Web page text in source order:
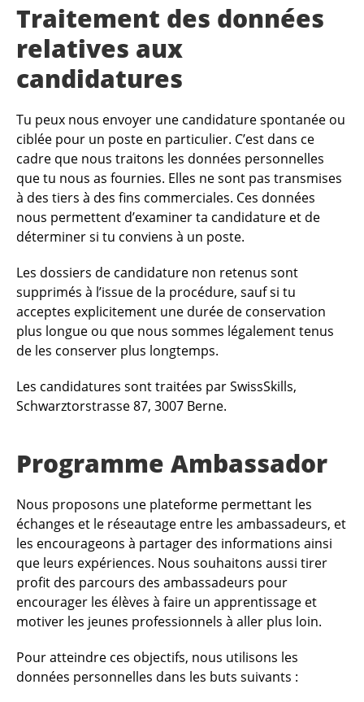
Traitement des données
relatives aux
candidatures
Tu peux nous envoyer une candidature spontanée ou
ciblée pour un poste en particulier. C’est dans ce
cadre que nous traitons les données personnelles
que tu nous as fournies. Elles ne sont pas transmises
à des tiers à des fins commerciales. Ces données
nous permettent d’examiner ta candidature et de
déterminer si tu conviens à un poste.
Les dossiers de candidature non retenus sont
supprimés à l’issue de la procédure, sauf si tu
acceptes explicitement une durée de conservation
plus longue ou que nous sommes légalement tenus
de les conserver plus longtemps.
Les candidatures sont traitées par SwissSkills,
Schwarztorstrasse 87, 3007 Berne.
Programme Ambassador
Nous proposons une plateforme permettant les
échanges et le réseautage entre les ambassadeurs, et
les encourageons à partager des informations ainsi
que leurs expériences. Nous souhaitons aussi tirer
profit des parcours des ambassadeurs pour
encourager les élèves à faire un apprentissage et
motiver les jeunes professionnels à aller plus loin.
Pour atteindre ces objectifs, nous utilisons les
données personnelles dans les buts suivants :